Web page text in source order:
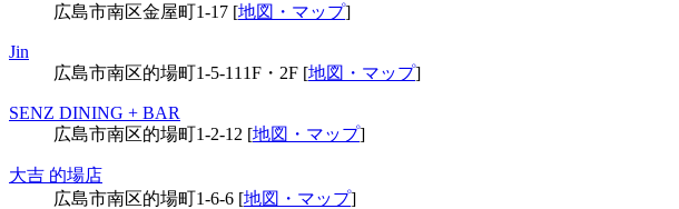
広島市南区金屋町1-17 [地図・マップ]
Jin
広島市南区的場町1-5-111F・2F [地図・マップ]
SENZ DINING + BAR
広島市南区的場町1-2-12 [地図・マップ]
大吉 的場店
広島市南区的場町1-6-6 [地図・マップ]